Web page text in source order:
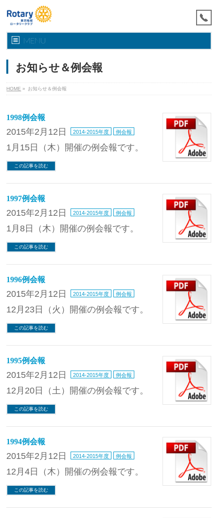
MENU
お知らせ＆例会報
HOME » お知らせ＆例会報
1998例会報
2015年2月12日 2014-2015年度 例会報
1月15日（木）開催の例会報です。
この記事を読む
1997例会報
2015年2月12日 2014-2015年度 例会報
1月8日（木）開催の例会報です。
この記事を読む
1996例会報
2015年2月12日 2014-2015年度 例会報
12月23日（火）開催の例会報です。
この記事を読む
1995例会報
2015年2月12日 2014-2015年度 例会報
12月20日（土）開催の例会報です。
この記事を読む
1994例会報
2015年2月12日 2014-2015年度 例会報
12月4日（木）開催の例会報です。
この記事を読む